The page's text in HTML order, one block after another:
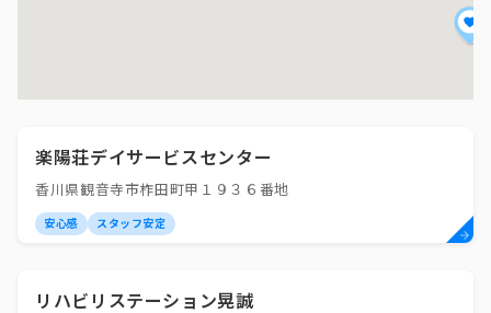
楽陽荘デイサービスセンター
香川県観音寺市柞田町甲１９３６番地
安心感 スタッフ安定
リハビリステーション晃誠